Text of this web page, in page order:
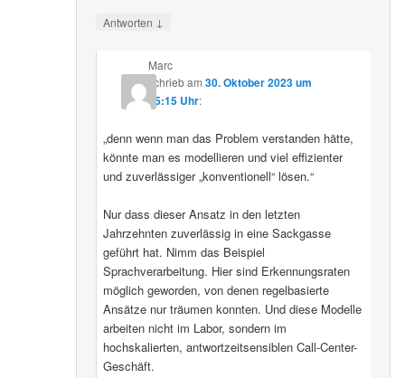
Antworten ↓
Marc
schriebam 30. Oktober 2023 um
15:15 Uhr:
„denn wenn man das Problem verstanden hätte,
könnte man es modellieren und viel effizienter
und zuverlässiger „konventionell“ lösen.“
Nur dass dieser Ansatz in den letzten
Jahrzehnten zuverlässig in eine Sackgasse
geführt hat. Nimm das Beispiel
Sprachverarbeitung. Hier sind Erkennungsraten
möglich geworden, von denen regelbasierte
Ansätze nur träumen konnten. Und diese Modelle
arbeiten nicht im Labor, sondern im
hochskalierten, antwortzeitsensiblen Call-Center-
Geschäft.